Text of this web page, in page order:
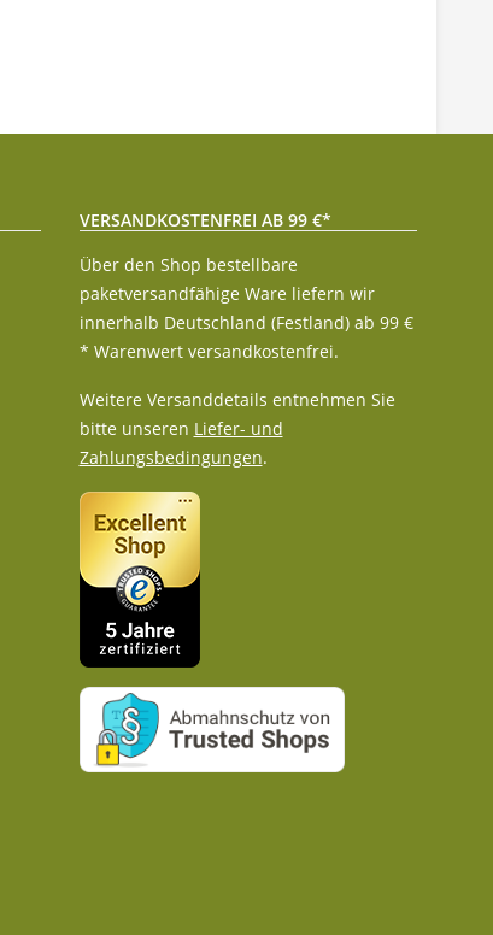
VERSANDKOSTENFREI AB 99 €*
Über den Shop bestellbare
paketversandfähige Ware liefern wir
innerhalb Deutschland (Festland) ab 99 €
* Warenwert versandkostenfrei.
Weitere Versanddetails entnehmen Sie
bitte unseren Liefer- und
Zahlungsbedingungen.